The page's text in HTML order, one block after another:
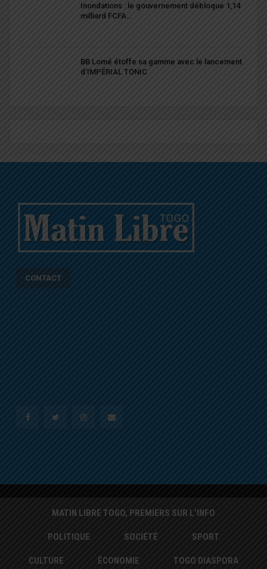
Inondations : le gouvernement débloque 1,14
milliard FCFA…
BB Lomé étoffe sa gamme avec le lancement
d’IMPÉRIAL TONIC
CONTACT
MATIN LIBRE TOGO, PREMIERS SUR L’INFO
POLITIQUE SOCIÉTÉ SPORT
CULTURE ÉCONOMIE TOGO DIASPORA